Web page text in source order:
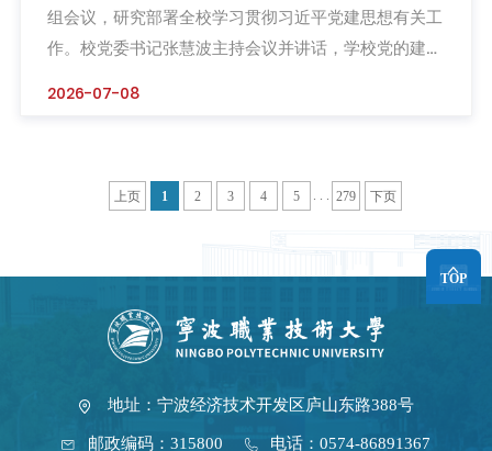
组会议，研究部署全校学习贯彻习近平党建思想有关工
作。校党委书记张慧波主持会议并讲话，学校党的建设
党建思想工作方案》，统筹细化全校理论学习、宣传阐
2026-07-08
上页 1 2 3 4 5 . . . 279 下页
TOP
地址：宁波经济技术开发区庐山东路388号
邮政编码：315800 电话：0574-86891367